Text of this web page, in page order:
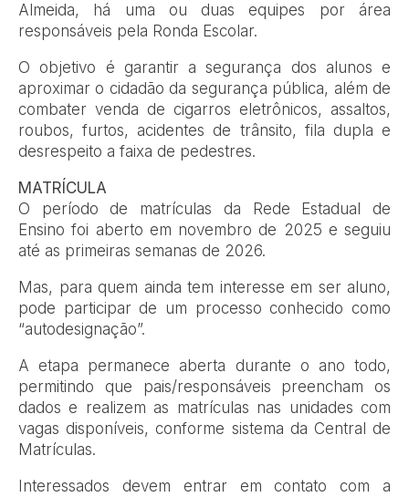
Almeida, há uma ou duas equipes por área
responsáveis pela Ronda Escolar.
O objetivo é garantir a segurança dos alunos e
aproximar o cidadão da segurança pública, além de
combater venda de cigarros eletrônicos, assaltos,
roubos, furtos, acidentes de trânsito, fila dupla e
desrespeito a faixa de pedestres.
MATRÍCULA
O período de matrículas da Rede Estadual de
Ensino foi aberto em novembro de 2025 e seguiu
até as primeiras semanas de 2026.
Mas, para quem ainda tem interesse em ser aluno,
pode participar de um processo conhecido como
“autodesignação”.
A etapa permanece aberta durante o ano todo,
permitindo que pais/responsáveis preencham os
dados e realizem as matrículas nas unidades com
vagas disponíveis, conforme sistema da Central de
Matrículas.
Interessados devem entrar em contato com a